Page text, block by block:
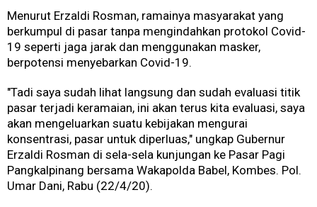
Menurut Erzaldi Rosman, ramainya masyarakat yang
berkumpul di pasar tanpa mengindahkan protokol Covid-
19 seperti jaga jarak dan menggunakan masker,
berpotensi menyebarkan Covid-19.
"Tadi saya sudah lihat langsung dan sudah evaluasi titik
pasar terjadi keramaian, ini akan terus kita evaluasi, saya
akan mengeluarkan suatu kebijakan mengurai
konsentrasi, pasar untuk diperluas," ungkap Gubernur
Erzaldi Rosman di sela-sela kunjungan ke Pasar Pagi
Pangkalpinang bersama Wakapolda Babel, Kombes. Pol.
Umar Dani, Rabu (22/4/20).